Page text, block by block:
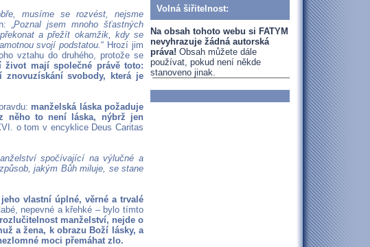
musíme se rozvést, nejsme
„Poznal jsem mnoho šťastných
a přežít okamžik, kdy se
svojí podstatou.“ Hrozí jim
vztahu do druhého, protože se
život mají společné právě toto:
svobody, která je
manželská láska požaduje
něho to není láska, nýbrž jen
o tom v encyklice Deus Caritas
spočívající na výlučné a
jakým Bůh miluje, se stane
vlastní úplné, věrné a trvalé
nepevné a křehké – bylo tímto
manželství, nejde o
a žena, k obrazu Boží lásky, a
moci přemáhat zlo.
Volná šiřitelnost:
Na obsah tohoto webu si FATYM
nevyhrazuje žádná autorská
práva! Obsah můžete dále
používat, pokud není někde
stanoveno jinak.